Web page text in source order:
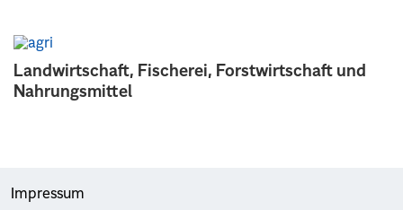
Landwirtschaft, Fischerei, Forstwirtschaft und
Nahrungsmittel
Impressum